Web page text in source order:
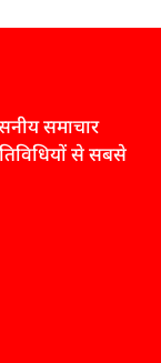
समाचार
से सबसे